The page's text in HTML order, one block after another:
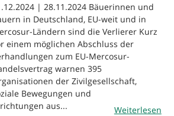
| 28.11.2024 Bäuerinnen und
in Deutschland, EU-weit und in
Ländern sind die Verlierer Kurz
einem möglichen Abschluss der
zum EU-Mercosur-
warnen 395
der Zivilgesellschaft,
Bewegungen und
aus...
Weiterlesen